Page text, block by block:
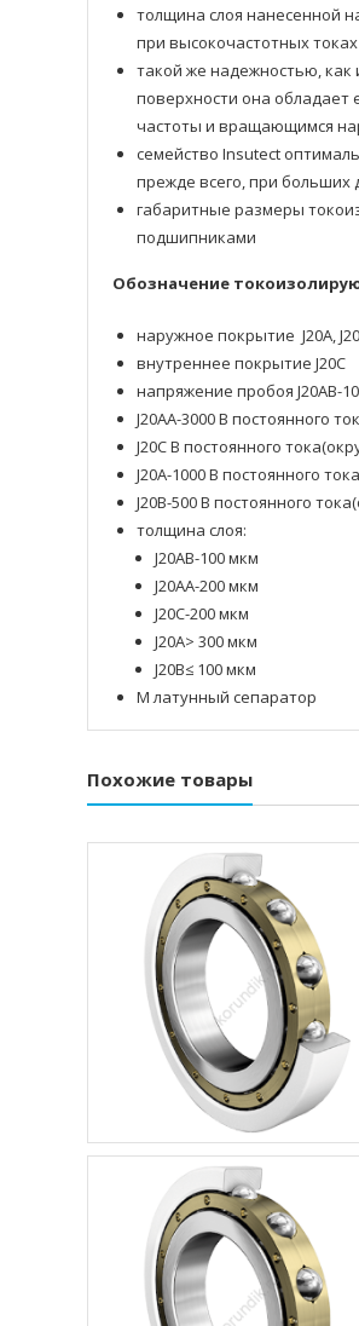
толщина слоя нанесенной
при высокочастотных токах
такой же надежностью, как
поверхности она обладает
частоты и вращающимся
семейство Insutect
прежде всего, при больших
габаритные размеры
подшипниками
Обозначение
наружное покрытие J20A,
внутреннее покрытие J20C
напряжение пробоя J20AB-
J20AA-3000 В постоянного
J20C В постоянного
J20A-1000 В постоянного
J20B-500 В постоянного
толщина слоя:
J20AB-100 мкм
J20AA-200 мкм
J20C-200 мкм
J20A> 300 мкм
J20B≤ 100 мкм
M латунный сепаратор
Похожие товары